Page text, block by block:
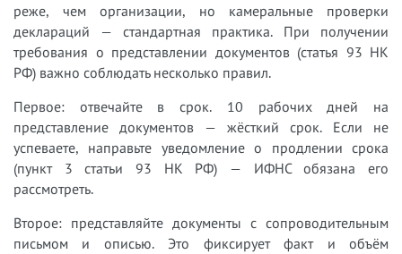
реже, чем организации, но камеральные проверки
деклараций — стандартная практика. При получении
требования о представлении документов (статья 93 НК
РФ) важно соблюдать несколько правил.
Первое: отвечайте в срок. 10 рабочих дней на
представление документов — жёсткий срок. Если не
успеваете, направьте уведомление о продлении срока
(пункт 3 статьи 93 НК РФ) — ИФНС обязана его
рассмотреть.
Второе: представляйте документы с сопроводительным
письмом и описью. Это фиксирует факт и объём